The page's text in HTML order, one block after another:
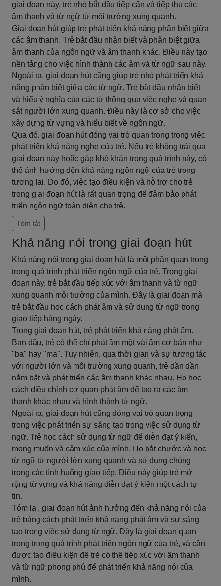
giai đoạn này, trẻ nhỏ bắt đầu tiếp cận và tiếp thu các
âm thanh và từ ngữ từ môi trường xung quanh.
Giai đoạn hút giúp trẻ phát triển khả năng phân biệt giữa
các âm thanh. Trẻ bắt đầu nhận biết và phân biệt giữa
âm thanh của ngôn ngữ và âm thanh khác. Điều này tạo
nền tảng cho việc hình thành các âm và từ ngữ sau này.
Ngoài ra, giai đoạn hút cũng giúp trẻ nhỏ phát triển khả
năng phân biệt giữa các từ ngữ. Trẻ bắt đầu nhận biết
và hiểu ý nghĩa của các từ thông qua việc nghe và quan
sát người lớn xung quanh. Điều này là cơ sở cho việc
xây dựng từ vựng và hiểu biết về ngôn ngữ.
Qua đó, giai đoạn hút đóng vai trò quan trọng trong việc
phát triển khả năng nghe của trẻ. Nếu trẻ không trải qua
giai đoạn này hoặc gặp khó khăn trong quá trình này, có
thể ảnh hưởng đến khả năng ngôn ngữ của trẻ trong
tương lai. Do đó, việc tạo điều kiện và hỗ trợ cho trẻ
trong giai đoạn hút là rất quan trọng để đảm bảo phát
triển ngôn ngữ toàn diện cho trẻ.
Tóm tắt
Khả năng nói trong giai đoạn hút
Khả năng nói trong giai đoạn hút là một phần quan trọng
trong quá trình phát triển ngôn ngữ của trẻ. Trong giai
đoạn này, trẻ bắt đầu tiếp xúc với âm thanh và từ ngữ
xung quanh môi trường của mình. Đây là giai đoạn mà
trẻ bắt đầu học cách phát âm và sử dụng từ ngữ trong
giao tiếp hàng ngày.
Trong giai đoạn hút, trẻ phát triển khả năng phát âm.
Ban đầu, trẻ có thể chỉ phát âm một vài âm cơ bản như
"ba" hay "ma". Tuy nhiên, qua thời gian và sự tương tác
với người lớn và môi trường xung quanh, trẻ dần dần
nắm bắt và phát triển các âm thanh khác nhau. Họ học
cách điều chỉnh cơ quan phát âm để tạo ra các âm
thanh khác nhau và hình thành từ ngữ.
Ngoài ra, giai đoạn hút cũng đóng vai trò quan trọng
trong việc phát triển sự sáng tạo trong việc sử dụng từ
ngữ. Trẻ học cách sử dụng từ ngữ để diễn đạt ý kiến,
mong muốn và cảm xúc của mình. Họ bắt chước và học
từ ngữ từ người lớn xung quanh và sử dụng chúng
trong các tình huống giao tiếp. Điều này giúp trẻ mở
rộng từ vựng và khả năng diễn đạt ý kiến một cách tự
tin.
Tóm lại, giai đoạn hút ảnh hưởng đến khả năng nói của
trẻ bằng cách phát triển khả năng phát âm và sự sáng
tạo trong việc sử dụng từ ngữ. Đây là giai đoạn quan
trọng trong quá trình phát triển ngôn ngữ của trẻ, và cần
được tạo điều kiện để trẻ có thể tiếp xúc với âm thanh
và từ ngữ phong phú để phát triển khả năng nói của
mình.